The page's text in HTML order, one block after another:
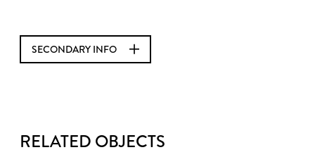
SECONDARY INFO
RELATED OBJECTS